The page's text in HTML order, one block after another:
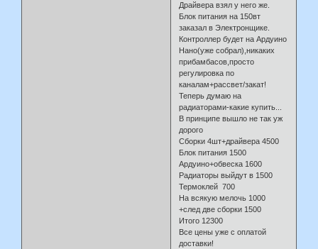
Драйвера взял у него же.
Блок питания на 150вт
заказал в Электронщике.
Контроллер будет на Ардуино
Нано(уже собрал),никаких
прибамбасов,просто
регулировка по
каналам+рассвет/закат!
Теперь думаю на
радиаторами-какие купить...
В принципе вышло не так уж
дорого
Сборки 4шт+драйвера 4500
Блок питания 1500
Ардуино+обвеска 1600
Радиаторы выйдут в 1500
Термоклей 700
На всякую мелочь 1000
+след две сборки 1500
Итого 12300
Все цены уже с оплатой
доставки!